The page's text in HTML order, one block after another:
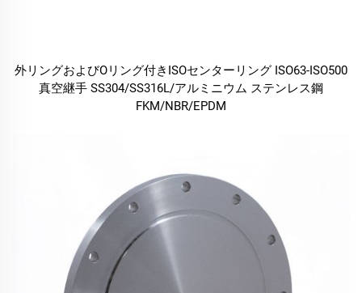
外リングおよびOリング付きISOセンターリング ISO63-ISO500
真空継手 SS304/SS316L/アルミニウム ステンレス鋼
FKM/NBR/EPDM